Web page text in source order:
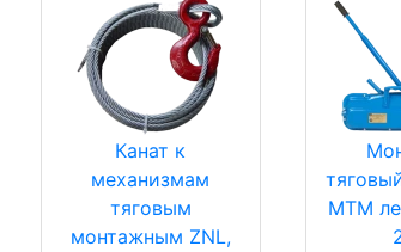
Канат к
механизмам
тяговым
монтажным ZNL,
МТМ